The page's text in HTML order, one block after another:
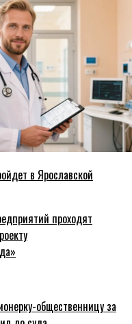
в Ярославской
проходят
общественницу за